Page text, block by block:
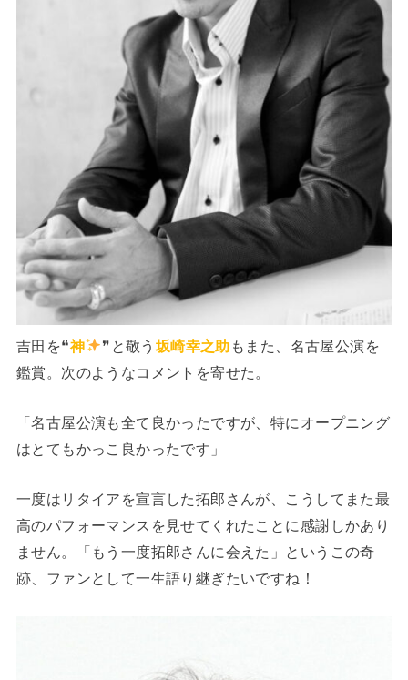
吉田を❝神 ❞と敬う 坂崎幸之助 もまた、名古屋公演を
鑑賞。次のようなコメントを寄せた。
「名古屋公演も全て良かったですが、特にオープニング
はとてもかっこ良かったです」
一度はリタイアを宣言した拓郎さんが、こうしてまた最
高のパフォーマンスを見せてくれたことに感謝しかあり
ません。「もう一度拓郎さんに会えた」というこの奇
跡、ファンとして一生語り継ぎたいですね！